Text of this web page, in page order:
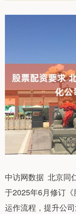
中访网数据 北京同
于2025年6月修订
运作流程，提升公